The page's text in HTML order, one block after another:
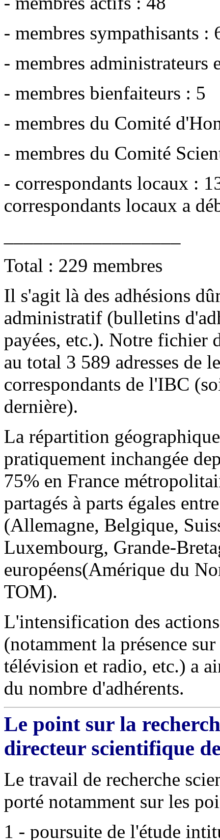
- membres sympathisants :
- membres administrateurs
- membres bienfaiteurs : 5
- membres du Comité
- membres du Comité
- correspondants locaux :
correspondants locaux a
Total : 229 membres
Il s'agit là des adhésions
administratif (bulletins
payées, etc.). Notre fichier
au total 3 589 adresses de
correspondants de l'IBC
dernière).
La répartition
pratiquement inchangée
75% en France
partagés à parts égales
(Allemagne, Belgique,
Luxembourg, Grande-
européens(Amérique du
TOM).
L'intensification des
(notamment la présence
télévision et radio, etc.) a
du nombre d'adhérents.
Le point sur la
directeur scientifique
Le travail de recherche
porté notamment sur les
1 - poursuite de l'étude